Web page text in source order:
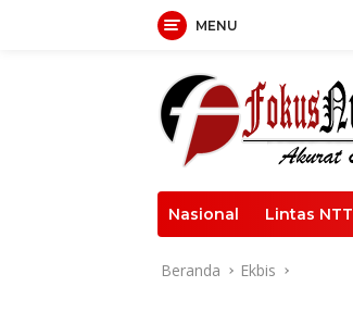
MENU
Nasional Lintas NTT
Beranda Ekbis